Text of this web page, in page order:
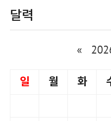
달력
«
일 월 화